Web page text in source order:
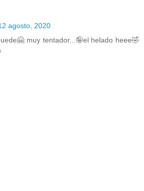
agosto, 2020
muy tentador...🤪el helado heee🤣